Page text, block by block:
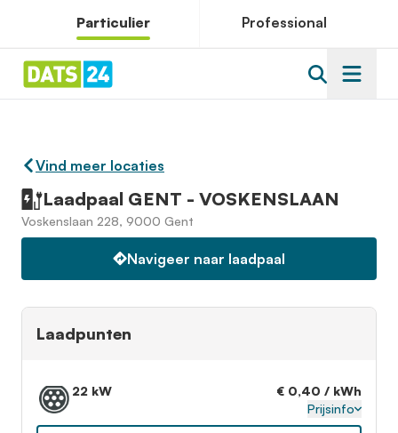
Particulier Professional
Vind meer locaties
Laadpaal GENT - VOSKENSLAAN
Voskenslaan 228, 9000 Gent
Navigeer naar laadpaal
Laadpunten
22 kW
€ 0,40 / kWh
Prijsinfo